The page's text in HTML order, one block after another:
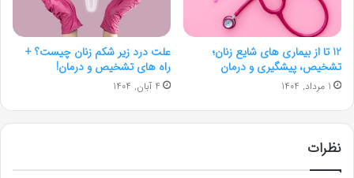
12 تا از بیماری های شایع زنان؛
تشخیص، پیشگیری و درمان
1 مرداد, 1404
علت درد زیر شکم زنان چیست؟ +
راه های تشخیص و درمان!
4 آبان, 1404
نظرات